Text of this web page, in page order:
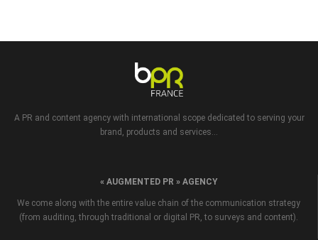
A PR and content agency with international scope dedicated to serving your
brand, products and services...
« AUGMENTED PR » AGENCY
We come along with the entire value chain of the communication strategy
(from auditing, through traditional or digital PR, to surveys and content).